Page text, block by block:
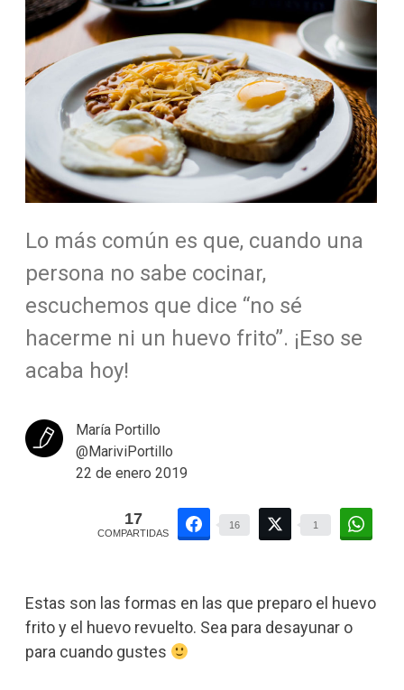
Lo más común es que, cuando una
persona no sabe cocinar,
escuchemos que dice “no sé
hacerme ni un huevo frito”. ¡Eso se
acaba hoy!
María Portillo
@MariviPortillo
22 de enero 2019
17
COMPARTIDAS
16 1
Estas son las formas en las que preparo el huevo
frito y el huevo revuelto. Sea para desayunar o
para cuando gustes